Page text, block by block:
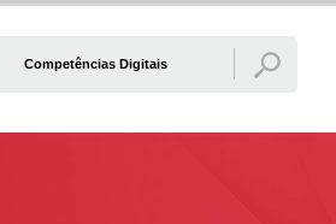
Competências Digitais